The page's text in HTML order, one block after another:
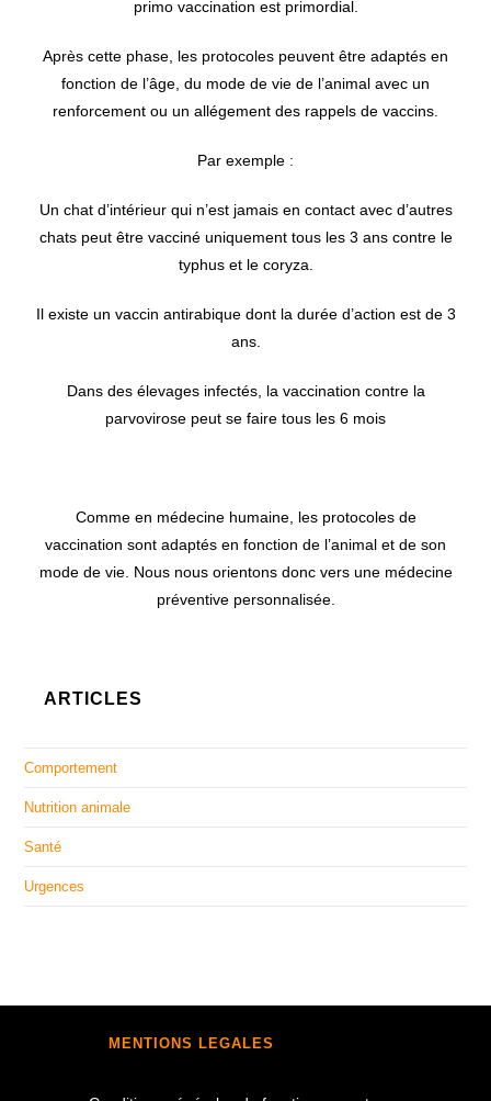
primo vaccination est primordial.
Après cette phase, les protocoles peuvent être adaptés en
fonction de l’âge, du mode de vie de l’animal avec un
renforcement ou un allégement des rappels de vaccins.
Par exemple :
Un chat d’intérieur qui n’est jamais en contact avec d’autres
chats peut être vacciné uniquement tous les 3 ans contre le
typhus et le coryza.
Il existe un vaccin antirabique dont la durée d’action est de 3
ans.
Dans des élevages infectés, la vaccination contre la
parvovirose peut se faire tous les 6 mois
Comme en médecine humaine, les protocoles de
vaccination sont adaptés en fonction de l’animal et de son
mode de vie. Nous nous orientons donc vers une médecine
préventive personnalisée.
ARTICLES
Comportement
Nutrition animale
Santé
Urgences
MENTIONS LEGALES